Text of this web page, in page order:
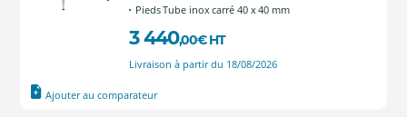
Pieds Tube inox carré 40 x 40 mm
3 440,00€ HT
Livraison à partir du 18/08/2026
Ajouter au comparateur